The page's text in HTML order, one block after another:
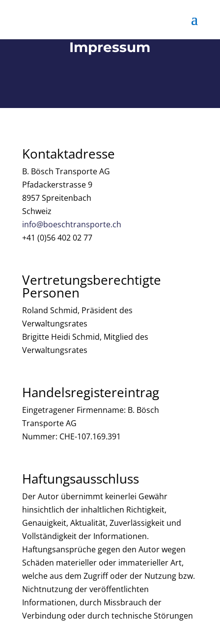
Impressum
Kontaktadresse
B. Bösch Transporte AG
Pfadackerstrasse 9
8957 Spreitenbach
Schweiz
info@boeschtransporte.ch
+41 (0)56 402 02 77
Vertretungsberechtigte
Personen
Roland Schmid, Präsident des
Verwaltungsrates
Brigitte Heidi Schmid, Mitglied des
Verwaltungsrates
Handelsregistereintrag
Eingetragener Firmenname: B. Bösch
Transporte AG
Nummer: CHE-107.169.391
Haftungsausschluss
Der Autor übernimmt keinerlei Gewähr
hinsichtlich der inhaltlichen Richtigkeit,
Genauigkeit, Aktualität, Zuverlässigkeit und
Vollständigkeit der Informationen.
Haftungsansprüche gegen den Autor wegen
Schäden materieller oder immaterieller Art,
welche aus dem Zugriff oder der Nutzung bzw.
Nichtnutzung der veröffentlichten
Informationen, durch Missbrauch der
Verbindung oder durch technische Störungen